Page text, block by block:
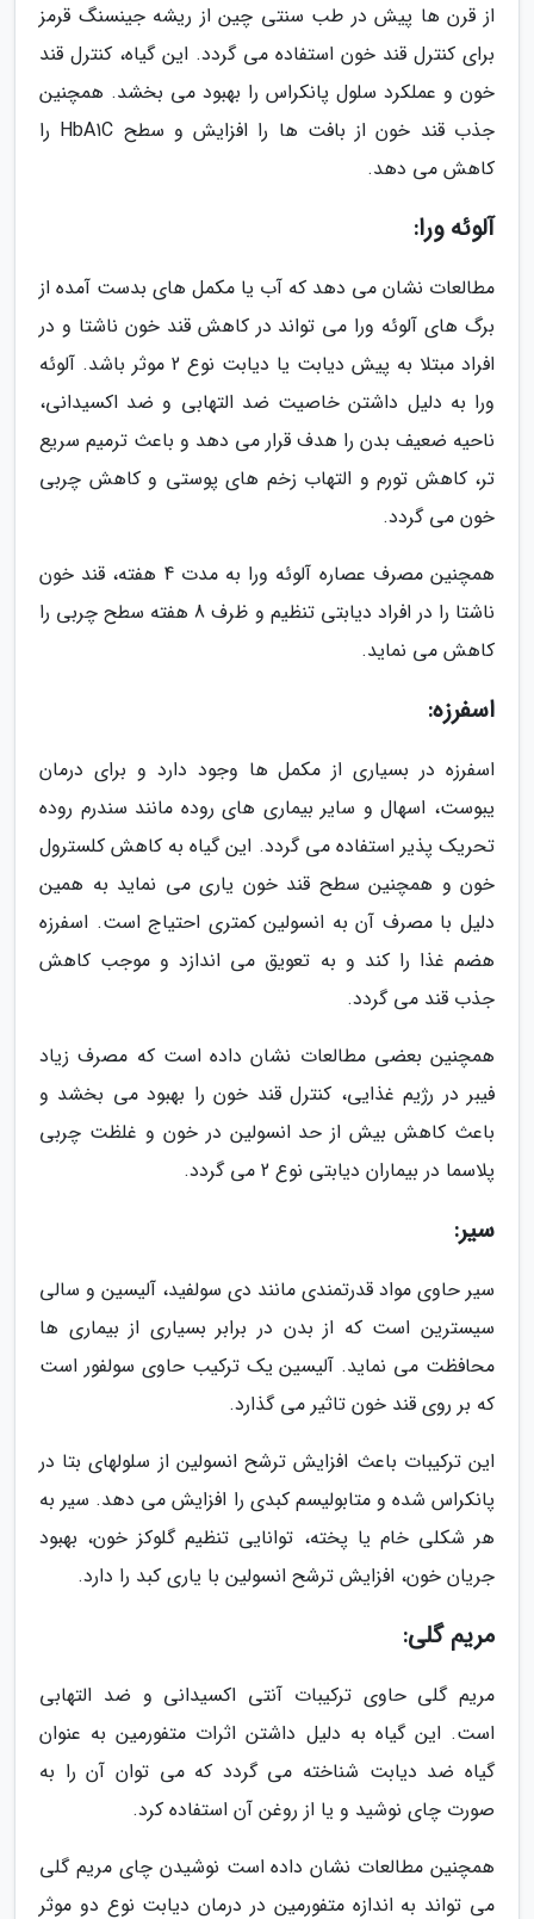
از قرن ها پیش در طب سنتی چین از ریشه جینسنگ قرمز
برای کنترل قند خون استفاده می گردد. این گیاه، کنترل قند
خون و عملکرد سلول پانکراس را بهبود می بخشد. همچنین
جذب قند خون از بافت ها را افزایش و سطح HbA1C را
کاهش می دهد.
آلوئه ورا:
مطالعات نشان می دهد که آب یا مکمل های بدست آمده از
برگ های آلوئه ورا می تواند در کاهش قند خون ناشتا و در
افراد مبتلا به پیش دیابت یا دیابت نوع 2 موثر باشد. آلوئه
ورا به دلیل داشتن خاصیت ضد التهابی و ضد اکسیدانی،
ناحیه ضعیف بدن را هدف قرار می دهد و باعث ترمیم سریع
تر، کاهش تورم و التهاب زخم های پوستی و کاهش چربی
خون می گردد.
همچنین مصرف عصاره آلوئه ورا به مدت 4 هفته، قند خون
ناشتا را در افراد دیابتی تنظیم و ظرف 8 هفته سطح چربی را
کاهش می نماید.
اسفرزه:
اسفرزه در بسیاری از مکمل ها وجود دارد و برای درمان
یبوست، اسهال و سایر بیماری های روده مانند سندرم روده
تحریک پذیر استفاده می گردد. این گیاه به کاهش کلسترول
خون و همچنین سطح قند خون یاری می نماید به همین
دلیل با مصرف آن به انسولین کمتری احتیاج است. اسفرزه
هضم غذا را کند و به تعویق می اندازد و موجب کاهش
جذب قند می گردد.
همچنین بعضی مطالعات نشان داده است که مصرف زیاد
فیبر در رژیم غذایی، کنترل قند خون را بهبود می بخشد و
باعث کاهش بیش از حد انسولین در خون و غلظت چربی
پلاسما در بیماران دیابتی نوع 2 می گردد.
سیر:
سیر حاوی مواد قدرتمندی مانند دی سولفید، آلیسین و سالی
سیسترین است که از بدن در برابر بسیاری از بیماری ها
محافظت می نماید. آلیسین یک ترکیب حاوی سولفور است
که بر روی قند خون تاثیر می گذارد.
این ترکیبات باعث افزایش ترشح انسولین از سلولهای بتا در
پانکراس شده و متابولیسم کبدی را افزایش می دهد. سیر به
هر شکلی خام یا پخته، توانایی تنظیم گلوکز خون، بهبود
جریان خون، افزایش ترشح انسولین با یاری کبد را دارد.
مریم گلی:
مریم گلی حاوی ترکیبات آنتی اکسیدانی و ضد التهابی
است. این گیاه به دلیل داشتن اثرات متفورمین به عنوان
گیاه ضد دیابت شناخته می گردد که می توان آن را به
صورت چای نوشید و یا از روغن آن استفاده کرد.
همچنین مطالعات نشان داده است نوشیدن چای مریم گلی
می تواند به اندازه متفورمین در درمان دیابت نوع دو موثر